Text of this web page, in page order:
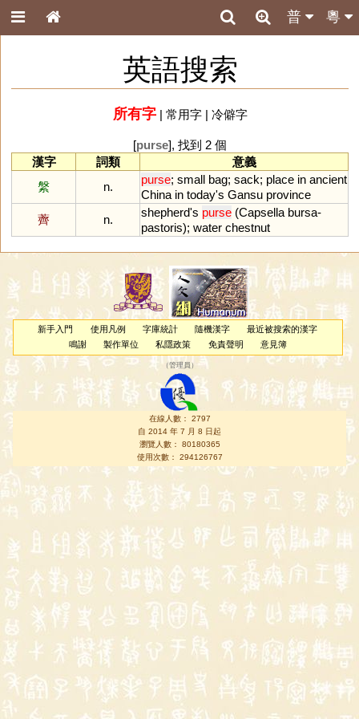
粵
普
英語搜索
所有字| 常用字| 冷僻字
[purse], 找到 2 個
漢字
詞類
意義
縏
n.
purse; small bag; sack; place in ancient
China in today's Gansu province
薺
n.
shepherd's purse (Capsella bursa-
pastoris); water chestnut
新手入門 使用凡例 字庫統計 隨機漢字
最近被搜索的漢字
鳴謝
製作單位 私隱政策 免責聲明 意見簿
（管理員 ）
在線人數： 2797
自 2014 年 7 月 8 日起
瀏覽人數： 80180365
使用次數： 294126767